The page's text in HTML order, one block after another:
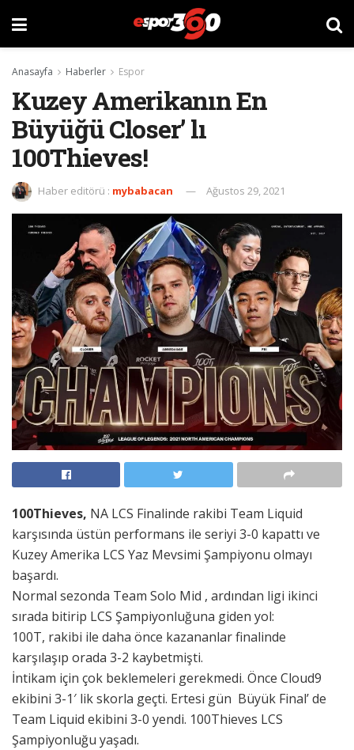
Anasayfa Haberler Espor
Kuzey Amerikanın En
Büyüğü Closer’ lı
100Thieves!
Haber editörü : mybabacan Ağustos 29, 2021
100Thieves, NA LCS Finalinde rakibi Team Liquid
karşısında üstün performans ile seriyi 3-0 kapattı ve
Kuzey Amerika LCS Yaz Mevsimi Şampiyonu olmayı
başardı.
Normal sezonda Team Solo Mid , ardından ligi ikinci
sırada bitirip LCS Şampiyonluğuna giden yol:
100T, rakibi ile daha önce kazananlar finalinde
karşılaşıp orada 3-2 kaybetmişti.
İntikam için çok beklemeleri gerekmedi. Önce Cloud9
ekibini 3-1′ lik skorla geçti. Ertesi gün Büyük Final’ de
Team Liquid ekibini 3-0 yendi. 100Thieves LCS
Şampiyonluğu yaşadı.